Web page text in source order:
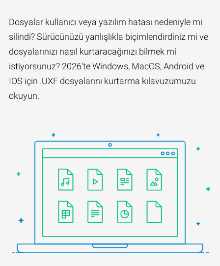
Dosyalar kullanıcı veya yazılım hatası nedeniyle mi
silindi? Sürücünüzü yanlışlıkla biçimlendirdiniz mi ve
dosyalarınızı nasıl kurtaracağınızı bilmek mi
istiyorsunuz? 2026'te Windows, MacOS, Android ve
IOS için .UXF dosyalarını kurtarma kılavuzumuzu
okuyun.